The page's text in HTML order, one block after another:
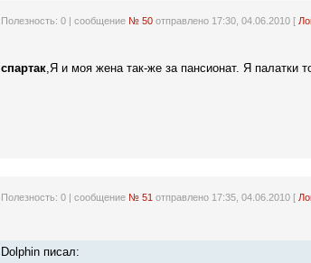
Полезность: 0| сообщение № 50отправлено 17:30, 04.06.2010 [
спартак,Я и моя жена так-же за пансионат. Я палатки
Полезность: 0| сообщение № 51 отправлено 17:35, 04.06.2010 [
Dolphin писал: